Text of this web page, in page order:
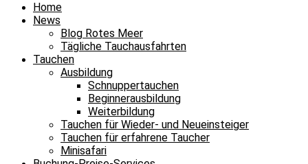
Home
News
Blog Rotes Meer
Tägliche Tauchausfahrten
Tauchen
Ausbildung
Schnuppertauchen
Beginnerausbildung
Weiterbildung
Tauchen für Wieder- und Neueinsteiger
Tauchen für erfahrene Taucher
Minisafari